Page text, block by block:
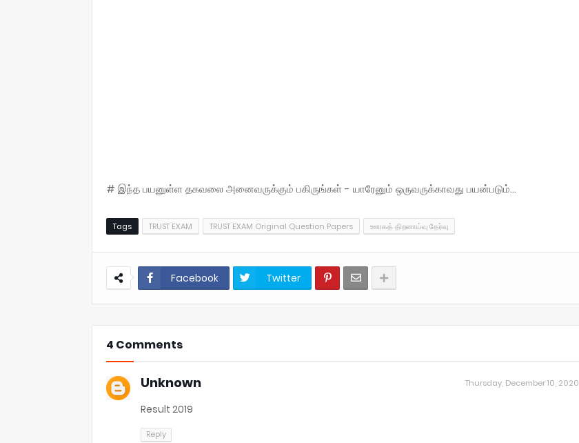
# இந்த பயனுள்ள தகவலை அனைவருக்கும் பகிருங்கள் - யாரேனும் ஒருவருக்காவது பயன்படும்...
Tags TRUST EXAM TRUST EXAM Original Question Papers ஊரகத் திறனாய்வு தேர்வு
Facebook Twitter
4 Comments
Unknown Thursday, December 10, 2020
Result 2019
Reply